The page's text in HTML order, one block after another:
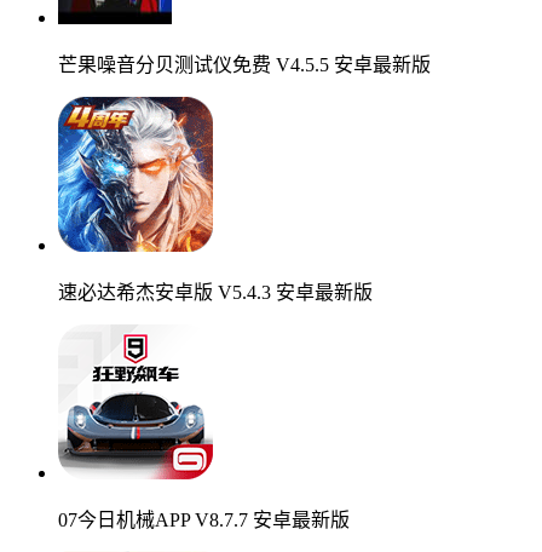
芒果噪音分贝测试仪免费 V4.5.5 安卓最新版
速必达希杰安卓版 V5.4.3 安卓最新版
07今日机械APP V8.7.7 安卓最新版